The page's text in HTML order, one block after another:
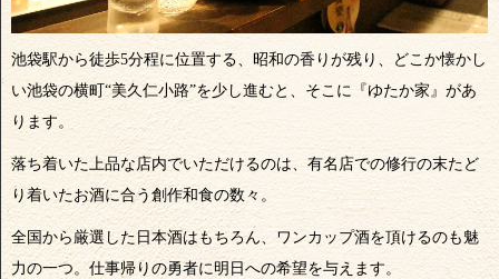
池袋駅から徒歩5分程に位置する、昭和の香りが残り、どこか懐かし
い池袋の横町“美久仁小路”を少し進むと、そこに『ゆたか家』があ
ります。
落ち着いた上品な店内でいただけるのは、有名店での修行の末たど
り着いたお酒に合う創作和食の数々。
全国から厳選した日本酒はもちろん、ワンカップ酒を頂けるのも魅
力の一つ。仕事帰りの勇者に明日への希望を与えます。